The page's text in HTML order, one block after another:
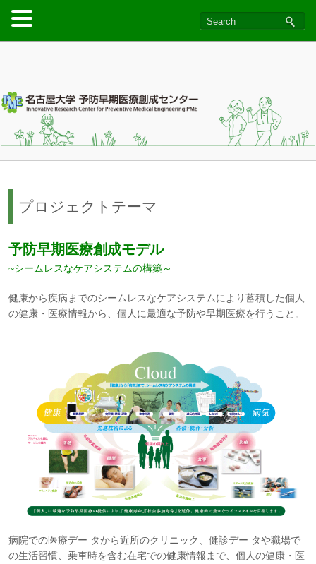
プロジェクトテーマ
予防早期医療創成モデル
~シームレスなケアシステムの構築～
健康から疾病までのシームレスなケアシステムにより蓄積した個人
の健康・医療情報から、個人に最適な予防や早期医療を行うこと。
病院での医療デー タから近所のクリニック、健診デー タや職場で
の生活習慣、乗車時を含む在宅での健康情報まで、個人の健康・医